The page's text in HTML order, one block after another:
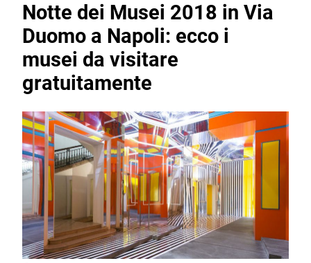
Notte dei Musei 2018 in Via
Duomo a Napoli: ecco i
musei da visitare
gratuitamente